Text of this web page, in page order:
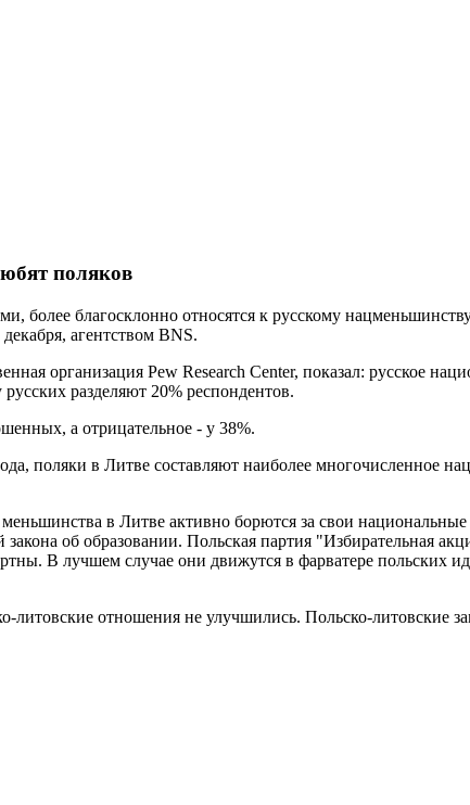
поляков
более благосклонно относятся к русскому
агентством BNS.
организация Pew Research Center, показал: русское
разделяют 20% респондентов.
а отрицательное - у 38%.
поляки в Литве составляют наиболее многочисленное
в Литве активно борются за свои
об образовании. Польская партия "Избирательная
В лучшем случае они движутся в фарватере польских
литовские отношения не улучшились. Польско-литовские